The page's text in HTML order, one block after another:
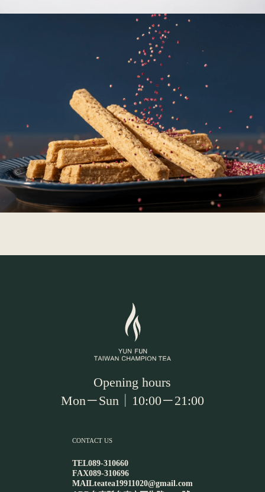
Opening hours
Mon－Sun｜10:00－21:00
CONTACT US
TEL089-310660
FAX089-310696
MAILteatea19911020@gmail.com